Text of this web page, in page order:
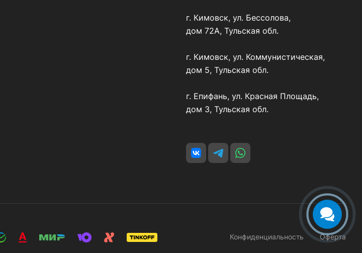
г. Кимовск, ул. Бессолова,
дом 72А, Тульская обл.
г. Кимовск, ул. Коммунистическая,
дом 5, Тульская обл.
г. Епифань, ул. Красная Площадь,
дом 3, Тульская обл.
Конфиденциальность Оферта